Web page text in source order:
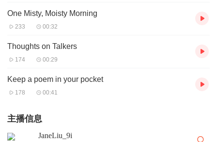
One Misty, Moisty Morning
233 00:32
Thoughts on Talkers
174 00:29
Keep a poem in your pocket
178 00:41
主播信息
JaneLiu_9i